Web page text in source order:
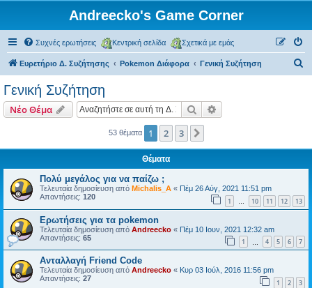
Andreecko's Game Corner
Συχνές ερωτήσεις Κεντρική σελίδα Σχετικά με εμάς
Ευρετήριο Δ. Συζήτησης Pokemon Διάφορα Γενική Συζήτηση
η
Γενική Συζήτηση
Νέο Θέμα Αναζήτηση
53 θέματα 1 2 3
Θέματα
Πολύ μεγάλος για να παίζω ;
Τελευταία δημοσίευση από Michalis_A « Πέμ 26 Αύγ, 2021 11:51 pm
Απαντήσεις: 120 1 … 10 11 12 13
Ερωτήσεις για τα pokemon
Τελευταία δημοσίευση από Andreecko « Πέμ 10 Ιουν, 2021 12:32 am
Απαντήσεις: 65 1 4 5 6 7
Ανταλλαγή Friend Code
Τελευταία δημοσίευση από Andreecko « Κυρ 03 Ιούλ, 2016 11:56 pm
Απαντήσεις: 27 1 2 3